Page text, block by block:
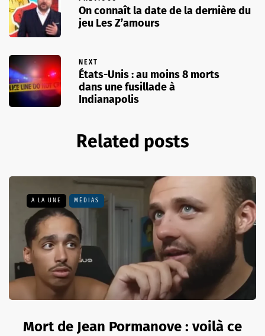
On connaît la date de la dernière du
jeu Les Z’amours
NEXT
États-Unis : au moins 8 morts
dans une fusillade à
Indianapolis
Related posts
A LA UNE MÉDIAS
Mort de Jean Pormanove : voilà ce